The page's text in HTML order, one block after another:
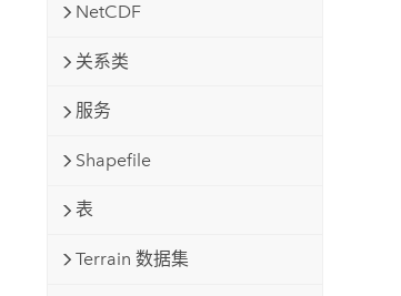
NetCDF
关系类
服务
Shapefile
表
Terrain 数据集